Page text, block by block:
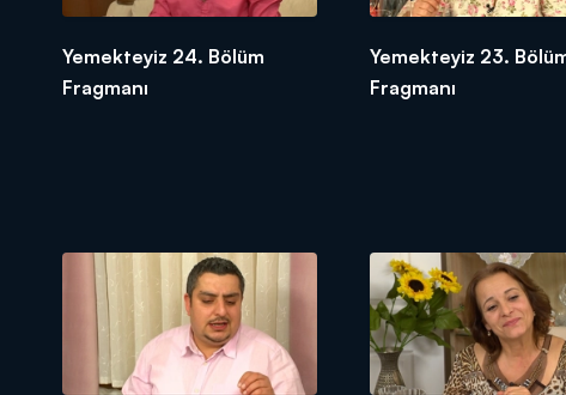
Yemekteyiz 24. Bölüm
Fragmanı
Yemekteyiz 23.
Fragmanı